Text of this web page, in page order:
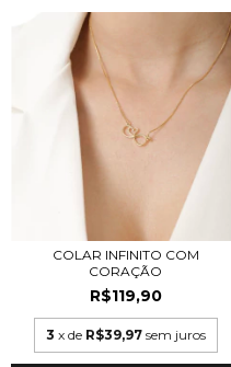
COLAR INFINITO COM
CORAÇÃO
R$119,90
3 x de R$39,97 sem juros